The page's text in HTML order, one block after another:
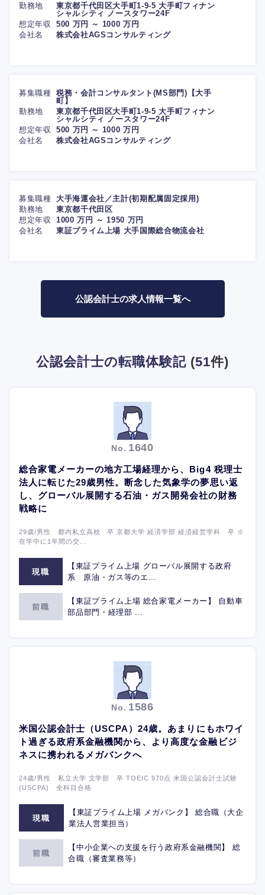
勤務地
東京都千代田区大手町1-9-5 大手町フィナン
シャルシティ ノースタワー24F
想定年収
500 万円 ～ 1000 万円
会社名
株式会社AGSコンサルティング
募集職種 税務・会計コンサルタント(MS部門)【大手
町】
勤務地
東京都千代田区大手町1-9-5 大手町フィナン
シャルシティ ノースタワー24F
想定年収
500 万円 ～ 1000 万円
会社名
株式会社AGSコンサルティング
募集職種 大手海運会社／主計(初期配属固定採用)
勤務地
東京都千代田区
想定年収
1000 万円 ～ 1950 万円
会社名
東証プライム上場 大手国際総合物流会社
公認会計士の求人情報一覧へ
公認会計士の転職体験記 (51件)
No. 1640
総合家電メーカーの地方工場経理から、Big4 税理士
法人に転じた29歳男性。断念した気象学の夢思い返
し、グローバル展開する石油・ガス開発会社の財務
戦略に
29歳/男性 都内私立高校 卒 京都大学 経済学部 経済経営学科 卒 ※
在学中に1年間の交...
現職
【東証プライム上場 グローバル展開する政府
系 原油・ガス等のエ...
前職
【東証プライム上場 総合家電メーカー】 自動車
部品部門・経理部 ...
No. 1586
米国公認会計士（USCPA）24歳。あまりにもホワイ
ト過ぎる政府系金融機関から、より高度な金融ビジ
ネスに携われるメガバンクへ
24歳/男性 私立大学 文学部 卒 TOEIC 970点 米国公認会計士試験
(USCPA) 全科目合格
現職
【東証プライム上場 メガバンク】 総合職（大企
業法人営業担当）
前職
【中小企業への支援を行う政府系金融機関】 総
合職（審査業務等）